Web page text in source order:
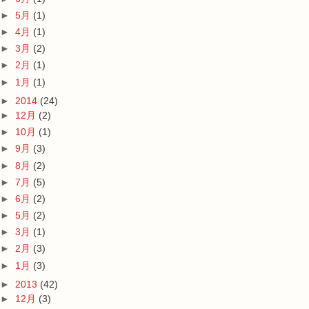
► 5月 (1)
► 4月 (1)
► 3月 (2)
► 2月 (1)
► 1月 (1)
► 2014 (24)
► 12月 (2)
► 10月 (1)
► 9月 (3)
► 8月 (2)
► 7月 (5)
► 6月 (2)
► 5月 (2)
► 3月 (1)
► 2月 (3)
► 1月 (3)
► 2013 (42)
► 12月 (3)